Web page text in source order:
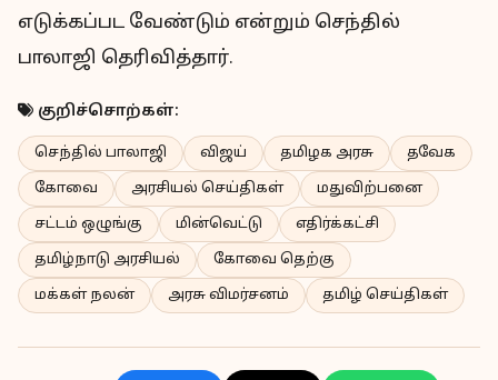
எடுக்கப்பட வேண்டும் என்றும் செந்தில்
பாலாஜி தெரிவித்தார்.
குறிச்சொற்கள்:
செந்தில் பாலாஜி விஜய் தமிழக அரசு
தவேக
கோவை
அரசியல் செய்திகள்
மதுவிற்பனை
சட்டம் ஒழுங்கு
மின்வெட்டு
எதிர்க்கட்சி
தமிழ்நாடு அரசியல்
கோவை தெற்கு
மக்கள் நலன்
அரசு விமர்சனம் தமிழ் செய்திகள்